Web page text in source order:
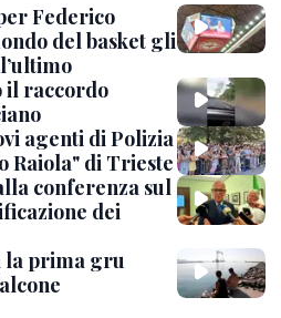
Federico
del basket gli
il raccordo
agenti di Polizia
Raiola" di Trieste
conferenza sul
dei
la prima gru